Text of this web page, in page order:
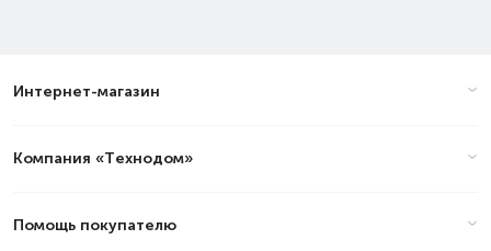
Интернет-магазин
Компания «Технодом»
Помощь покупателю